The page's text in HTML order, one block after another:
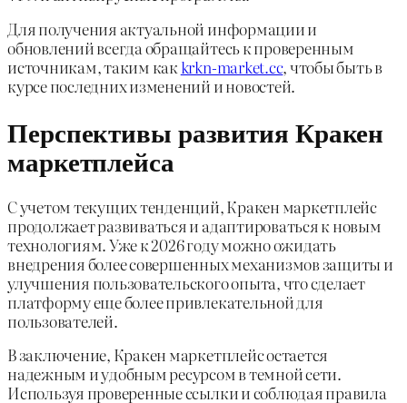
Для получения актуальной информации и
обновлений всегда обращайтесь к проверенным
источникам, таким какkrkn-market.cc, чтобы быть в
курсе последних изменений и новостей.
Перспективы развития Кракен
маркетплейса
С учетом текущих тенденций, Кракен маркетплейс
продолжает развиваться и адаптироваться к новым
технологиям. Уже к 2026 году можно ожидать
внедрения более совершенных механизмов защиты и
улучшения пользовательского опыта, что сделает
платформу еще более привлекательной для
пользователей.
В заключение, Кракен маркетплейс остается
надежным и удобным ресурсом в темной сети.
Используя проверенные ссылки и соблюдая правила